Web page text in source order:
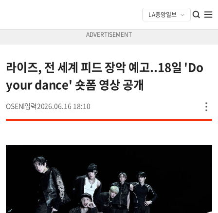
라이즈, 전 세계 피드 장악 예고..18일 'Do
your dance' 숏폼 영상 공개
OSEN 2026.06.16 18:10